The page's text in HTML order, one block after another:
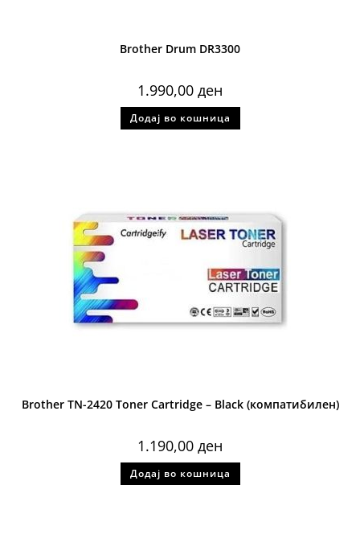
Brother Drum DR3300
1.990,00 ден
Додај во кошница
Brother TN-2420 Toner Cartridge – Black (компатибилен)
1.190,00 ден
Додај во кошница